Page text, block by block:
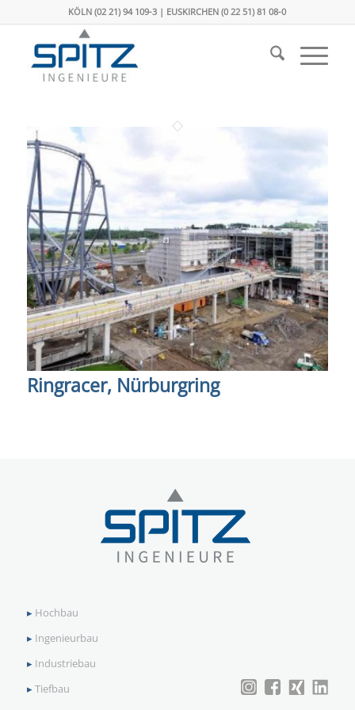
KÖLN (02 21) 94 109-3 | EUSKIRCHEN (0 22 51) 81 08-0
Ringracer, Nürburgring
▸ Hochbau
▸ Ingenieurbau
▸ Industriebau
▸Tiefbau